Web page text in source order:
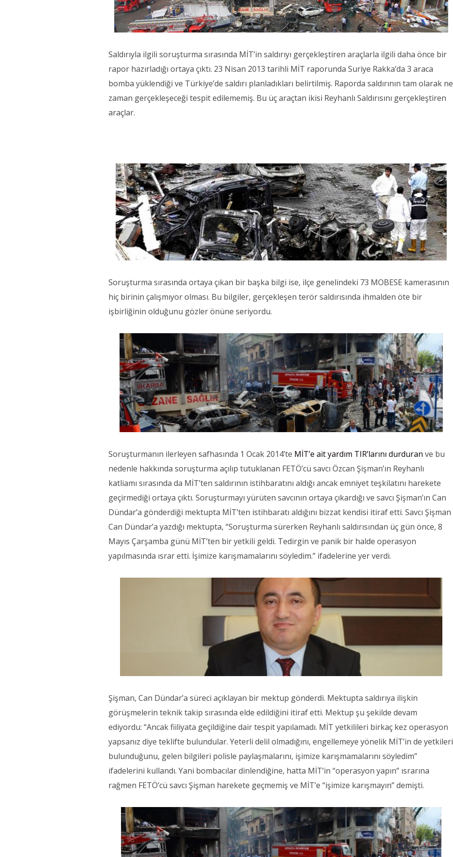
Saldırıyla ilgili soruşturma sırasında MİT’in saldırıyı gerçekleştiren araçlarla ilgili daha önce bir
rapor hazırladığı ortaya çıktı. 23 Nisan 2013 tarihli MİT raporunda Suriye Rakka’da 3 araca
bomba yüklendiği ve Türkiye’de saldırı planladıkları belirtilmiş. Raporda saldırının tam olarak ne
zaman gerçekleşeceği tespit edilememiş. Bu üç araçtan ikisi Reyhanlı Saldırısını gerçekleştiren
araçlar.
Soruşturma sırasında ortaya çıkan bir başka bilgi ise, ilçe genelindeki 73 MOBESE kamerasının
hiç birinin çalışmıyor olması. Bu bilgiler, gerçekleşen terör saldırısında ihmalden öte bir
işbirliğinin olduğunu gözler önüne seriyordu.
Soruşturmanın ilerleyen safhasında 1 Ocak 2014’te MİT’e ait yardım TIR’larını durduran ve bu
nedenle hakkında soruşturma açılıp tutuklanan FETÖ’cü savcı Özcan Şişman’ın Reyhanlı
katliamı sırasında da MİT’ten saldırının istihbaratını aldığı ancak emniyet teşkilatını harekete
geçirmediği ortaya çıktı. Soruşturmayı yürüten savcının ortaya çıkardığı ve savcı Şişman’ın Can
Dündar’a gönderdiği mektupta MİT’ten istihbaratı aldığını bizzat kendisi itiraf etti. Savcı Şişman
Can Dündar’a yazdığı mektupta, “Soruşturma sürerken Reyhanlı saldırısından üç gün önce, 8
Mayıs Çarşamba günü MİT’ten bir yetkili geldi. Tedirgin ve panik bir halde operasyon
yapılmasında ısrar etti. İşimize karışmamalarını söyledim.” ifadelerine yer verdi.
Şişman, Can Dündar’a süreci açıklayan bir mektup gönderdi. Mektupta saldırıya ilişkin
görüşmelerin teknik takip sırasında elde edildiğini itiraf etti. Mektup şu şekilde devam
ediyordu: “Ancak fiiliyata geçildiğine dair tespit yapılamadı. MİT yetkilileri birkaç kez operasyon
yapsanız diye teklifte bulundular. Yeterli delil olmadığını, engellemeye yönelik MİT’in de yetkileri
bulunduğunu, gelen bilgileri polisle paylaşmalarını, işimize karışmamalarını söyledim”
ifadelerini kullandı. Yani bombacılar dinlendiğine, hatta MİT’in “operasyon yapın” ısrarına
rağmen FETÖ’cü savcı Şişman harekete geçmemiş ve MİT’e “işimize karışmayın” demişti.